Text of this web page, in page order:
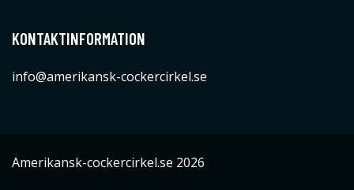
KONTAKTINFORMATION
info@amerikansk-cockercirkel.se
Amerikansk-cockercirkel.se 2026